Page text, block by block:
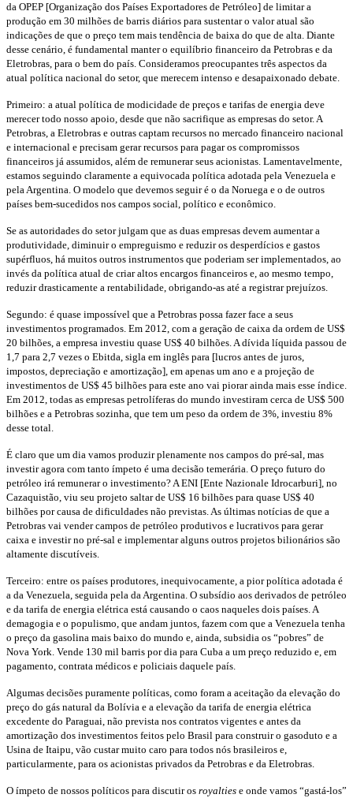
da OPEP [Organização dos Países Exportadores de Petróleo] de limitar a
produção em 30 milhões de barris diários para sustentar o valor atual são
indicações de que o preço tem mais tendência de baixa do que de alta. Diante
desse cenário, é fundamental manter o equilíbrio financeiro da Petrobras e da
Eletrobras, para o bem do país. Consideramos preocupantes três aspectos da
atual política nacional do setor, que merecem intenso e desapaixonado debate.
Primeiro: a atual política de modicidade de preços e tarifas de energia deve
merecer todo nosso apoio, desde que não sacrifique as empresas do setor. A
Petrobras, a Eletrobras e outras captam recursos no mercado financeiro nacional
e internacional e precisam gerar recursos para pagar os compromissos
financeiros já assumidos, além de remunerar seus acionistas. Lamentavelmente,
estamos seguindo claramente a equivocada política adotada pela Venezuela e
pela Argentina. O modelo que devemos seguir é o da Noruega e o de outros
países bem-sucedidos nos campos social, político e econômico.
Se as autoridades do setor julgam que as duas empresas devem aumentar a
produtividade, diminuir o empreguismo e reduzir os desperdícios e gastos
supérfluos, há muitos outros instrumentos que poderiam ser implementados, ao
invés da política atual de criar altos encargos financeiros e, ao mesmo tempo,
reduzir drasticamente a rentabilidade, obrigando-as até a registrar prejuízos.
Segundo: é quase impossível que a Petrobras possa fazer face a seus
investimentos programados. Em 2012, com a geração de caixa da ordem de US$
20 bilhões, a empresa investiu quase US$ 40 bilhões. A dívida líquida passou de
1,7 para 2,7 vezes o Ebitda, sigla em inglês para [lucros antes de juros,
impostos, depreciação e amortização], em apenas um ano e a projeção de
investimentos de US$ 45 bilhões para este ano vai piorar ainda mais esse índice.
Em 2012, todas as empresas petrolíferas do mundo investiram cerca de US$ 500
bilhões e a Petrobras sozinha, que tem um peso da ordem de 3%, investiu 8%
desse total.
É claro que um dia vamos produzir plenamente nos campos do pré-sal, mas
investir agora com tanto ímpeto é uma decisão temerária. O preço futuro do
petróleo irá remunerar o investimento? A ENI [Ente Nazionale Idrocarburi], no
Cazaquistão, viu seu projeto saltar de US$ 16 bilhões para quase US$ 40
bilhões por causa de dificuldades não previstas. As últimas notícias de que a
Petrobras vai vender campos de petróleo produtivos e lucrativos para gerar
caixa e investir no pré-sal e implementar alguns outros projetos bilionários são
altamente discutíveis.
Terceiro: entre os países produtores, inequivocamente, a pior política adotada é
a da Venezuela, seguida pela da Argentina. O subsídio aos derivados de petróleo
e da tarifa de energia elétrica está causando o caos naqueles dois países. A
demagogia e o populismo, que andam juntos, fazem com que a Venezuela tenha
o preço da gasolina mais baixo do mundo e, ainda, subsidia os “pobres” de
Nova York. Vende 130 mil barris por dia para Cuba a um preço reduzido e, em
pagamento, contrata médicos e policiais daquele país.
Algumas decisões puramente políticas, como foram a aceitação da elevação do
preço do gás natural da Bolívia e a elevação da tarifa de energia elétrica
excedente do Paraguai, não prevista nos contratos vigentes e antes da
amortização dos investimentos feitos pelo Brasil para construir o gasoduto e a
Usina de Itaipu, vão custar muito caro para todos nós brasileiros e,
particularmente, para os acionistas privados da Petrobras e da Eletrobras.
O ímpeto de nossos políticos para discutir os royalties e onde vamos “gastá-los”